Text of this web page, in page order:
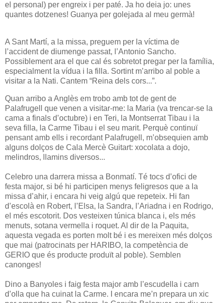
el personal) per engreix i per paté. Ja ho deia jo: unes
quantes dotzenes! Guanya per golejada al meu germà!
A Sant Martí, a la missa, preguem per la víctima de
l’accident de diumenge passat, l’Antonio Sancho.
Possiblement ara el que cal és sobretot pregar per la família,
especialment la vídua i la filla. Sortint m’arribo al poble a
visitar a la Nati. Cantem “Reina dels cors...”.
Quan arribo a Anglès em trobo amb tot de gent de
Palafrugell que venen a visitar-me: la Maria (va trencar-se la
cama a finals d’octubre) i en Teri, la Montserrat Tibau i la
seva filla, la Carme Tibau i el seu marit. Perquè continuï
pensant amb ells i recordant Palafrugell, m’obsequien amb
alguns dolços de Cala Mercè Guitart: xocolata a dojo,
melindros, llamins diversos...
Celebro una darrera missa a Bonmatí. Té tocs d’ofici de
festa major, si bé hi participen menys feligresos que a la
missa d’ahir, i encara hi veig algú que repeteix. Hi fan
d’escolà en Robert, l’Elsa, la Sandra, l’Ariadna i en Rodrigo,
el més escotorit. Dos vesteixen túnica blanca i, els més
menuts, sotana vermella i roquet. Al dir de la Paquita,
aquesta vegada es porten molt bé i es mereixen més dolços
que mai (patrocinats per HARIBO, la competència de
GERIO que és producte produït al poble). Semblen
canonges!
Dino a Banyoles i faig festa major amb l’escudella i carn
d’olla que ha cuinat la Carme. I encara me’n prepara un xic